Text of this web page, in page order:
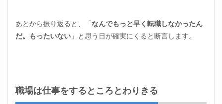
同じ
仕事
内容
集め
あとから振り返ると、「なんでもっと早く転職しなかったん
だ。もったいない 」と思う日が確実にくると断言します。
職場は仕事をするところとわりきる